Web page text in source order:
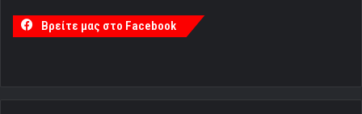
Βρείτε μας στο Facebook